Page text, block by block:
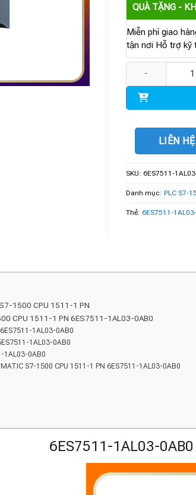
QUÀ TẶNG -
Miễn phí giao
tận nơi Hỗ trợ kỹ
LIÊN
SKU: 6ES7511-
Danh mục: PLC S7-
Thẻ: 6ES7511-
1500 CPU 1511-1 PN
CPU 1511-1 PN 6ES7511-1AL03-0AB0
1AL03-0AB0
1AL03-0AB0
1AL03-0AB0
S7-1500 CPU 1511-1 PN 6ES7511-1AL03-0AB0
6ES7511-1AL03-